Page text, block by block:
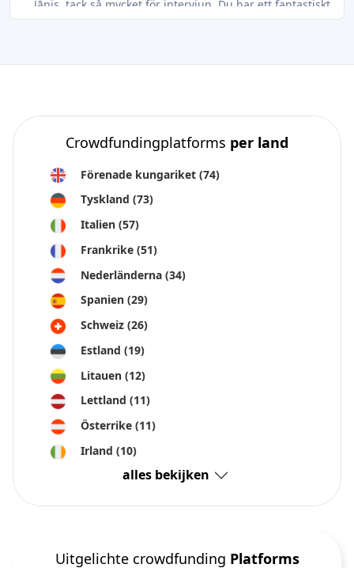
Jānis, tack så mycket för intervjun. Du har ett fantastiskt
projekt och vi hoppas att du kommer att lyckas!
Crowdfundingplatforms per land
Förenade kungariket (74)
Tyskland (73)
Italien (57)
Frankrike (51)
Nederländerna (34)
Spanien (29)
Schweiz (26)
Estland (19)
Litauen (12)
Lettland (11)
Österrike (11)
Irland (10)
alles bekijken
Uitgelichte crowdfunding Platforms